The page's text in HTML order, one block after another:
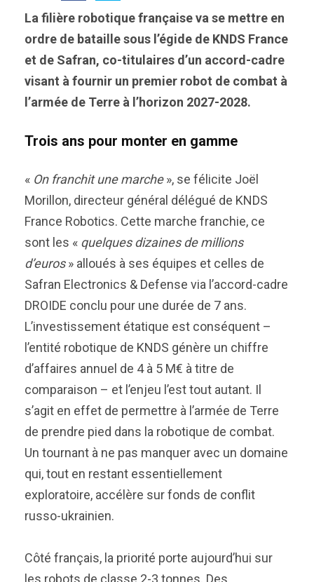
La filière robotique française va se mettre en
ordre de bataille sous l’égide de KNDS France
et de Safran, co-titulaires d’un accord-cadre
visant à fournir un premier robot de combat à
l’armée de Terre à l’horizon 2027-2028.
Trois ans pour monter en gamme
« On franchit une marche», se félicite Joël
Morillon, directeur général délégué de KNDS
France Robotics. Cette marche franchie, ce
sont les « quelques dizaines de millions
d’euros» alloués à ses équipes et celles de
Safran Electronics & Defense via l’accord-cadre
DROIDE conclu pour une durée de 7 ans.
L’investissement étatique est conséquent –
l’entité robotique de KNDS génère un chiffre
d’affaires annuel de 4 à 5 M€ à titre de
comparaison – et l’enjeu l’est tout autant. Il
s’agit en effet de permettre à l’armée de Terre
de prendre pied dans la robotique de combat.
Un tournant à ne pas manquer avec un domaine
qui, tout en restant essentiellement
exploratoire, accélère sur fonds de conflit
russo-ukrainien.
Côté français, la priorité porte aujourd’hui sur
les robots de classe 2-3 tonnes. Des